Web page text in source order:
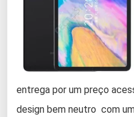
entrega por um preço
design bem neutro com